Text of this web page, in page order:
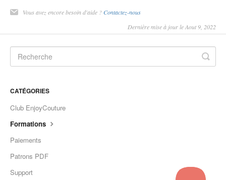
Vous avez encore besoin d'aide ? Contactez-nous
Dernière mise à jour le Aout 9, 2022
CATÉGORIES
Club EnjoyCouture
Formations
Paiements
Patrons PDF
Support